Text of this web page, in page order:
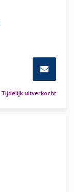
Tijdelijk uitverkocht